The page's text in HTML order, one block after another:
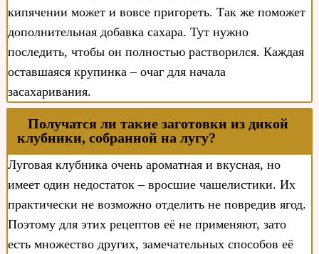
кипячении может и вовсе пригореть. Так же поможет
дополнительная добавка сахара. Тут нужно
последить, чтобы он полностью растворился. Каждая
оставшаяся крупинка – очаг для начала
засахаривания.
Получатся ли такие заготовки из дикой
клубники, собранной на лугу?
Луговая клубника очень ароматная и вкусная, но
имеет один недостаток – вросшие чашелистики. Их
практически не возможно отделить не повредив ягод.
Поэтому для этих рецептов её не применяют, зато
есть множество других, замечательных способов её